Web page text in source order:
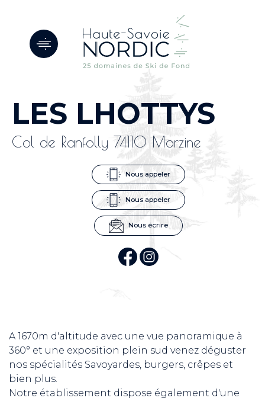
LES LHOTTYS
Col de Ranfolly 74110 Morzine
Nous appeler
Nous appeler
Nous écrire
A 1670m d'altitude avec une vue panoramique à
360° et une exposition plein sud venez déguster
nos spécialités Savoyardes, burgers, crêpes et
bien plus.
Notre établissement dispose également d'une